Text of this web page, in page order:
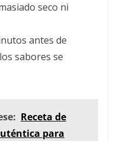
seco ni
antes de
sabores se
Receta de
para